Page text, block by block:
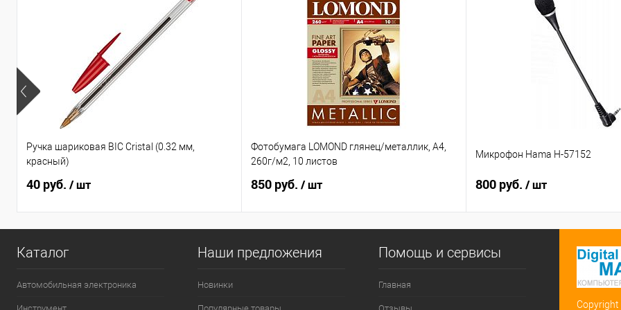
Ручка шариковая BIC Cristal (0.32 мм,
красный)
40 руб. / шт
Фотобумага LOMOND глянец/металлик, А4,
260г/м2, 10 листов
850 руб. / шт
Микрофон Hama H-57152
800 руб. / шт
Каталог
Автомобильная электроника
Наши предложения
Новинки
Помощь и сервисы
Главная